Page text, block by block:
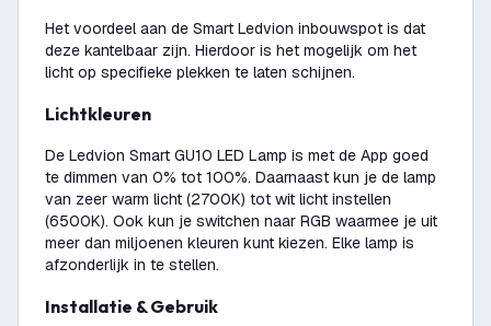
Het voordeel aan de Smart Ledvion inbouwspot is dat
deze kantelbaar zijn. Hierdoor is het mogelijk om het
licht op specifieke plekken te laten schijnen.
Lichtkleuren
De Ledvion Smart GU10 LED Lamp is met de App goed
te dimmen van 0% tot 100%. Daarnaast kun je de lamp
van zeer warm licht (2700K) tot wit licht instellen
(6500K). Ook kun je switchen naar RGB waarmee je uit
meer dan miljoenen kleuren kunt kiezen. Elke lamp is
afzonderlijk in te stellen.
Installatie & Gebruik